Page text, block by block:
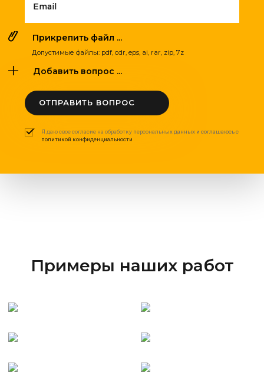
Email
Прикрепить файл ...
Допустимые файлы: pdf, cdr, eps, ai, rar, zip, 7z
Добавить вопрос ...
ОТПРАВИТЬ ВОПРОС
Я даю свое согласие на обработку персональных данных и соглашаюсь с
политикой конфиденциальности
Примеры наших работ